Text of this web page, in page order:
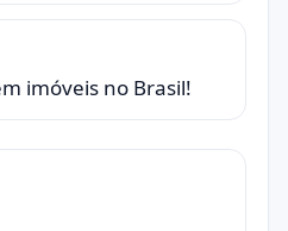
imóveis no Brasil!